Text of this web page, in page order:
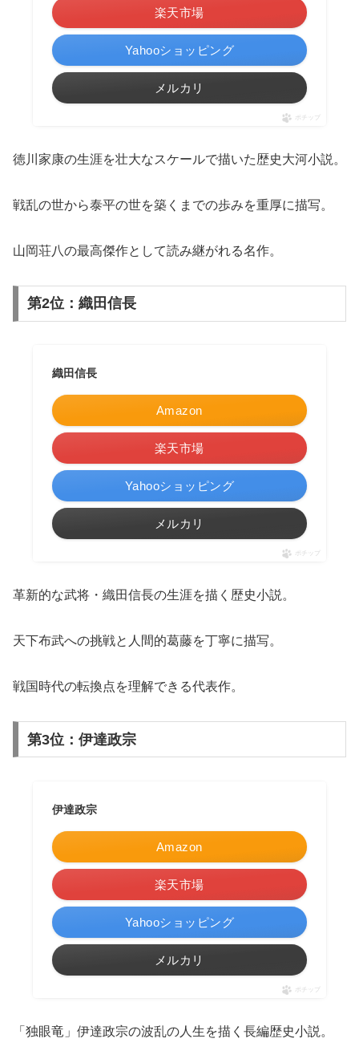
楽天市場
Yahooショッピング
メルカリ
ポチップ
徳川家康の生涯を壮大なスケールで描いた歴史大河小説。
戦乱の世から泰平の世を築くまでの歩みを重厚に描写。
山岡荘八の最高傑作として読み継がれる名作。
第2位：織田信長
織田信長
Amazon
楽天市場
Yahooショッピング
メルカリ
ポチップ
革新的な武将・織田信長の生涯を描く歴史小説。
天下布武への挑戦と人間的葛藤を丁寧に描写。
戦国時代の転換点を理解できる代表作。
第3位：伊達政宗
伊達政宗
Amazon
楽天市場
Yahooショッピング
メルカリ
ポチップ
「独眼竜」伊達政宗の波乱の人生を描く長編歴史小説。